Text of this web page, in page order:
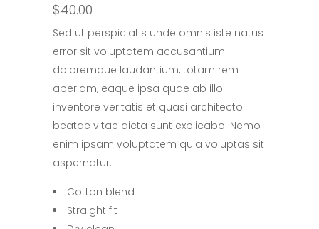
$40.00
Sed ut perspiciatis unde omnis iste natus
error sit voluptatem accusantium
doloremque laudantium, totam rem
aperiam, eaque ipsa quae ab illo
inventore veritatis et quasi architecto
beatae vitae dicta sunt explicabo. Nemo
enim ipsam voluptatem quia voluptas sit
aspernatur.
Cotton blend
Straight fit